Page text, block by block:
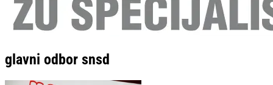
glavni odbor snsd